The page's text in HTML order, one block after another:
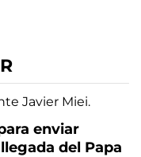
enviar
del Papa